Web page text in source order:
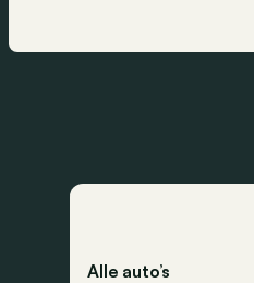
Alle auto’s